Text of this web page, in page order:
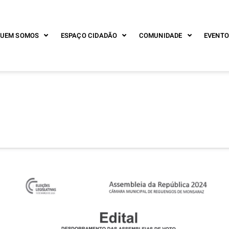
SOMOS ESPAÇO CIDADÃO COMUNIDADE